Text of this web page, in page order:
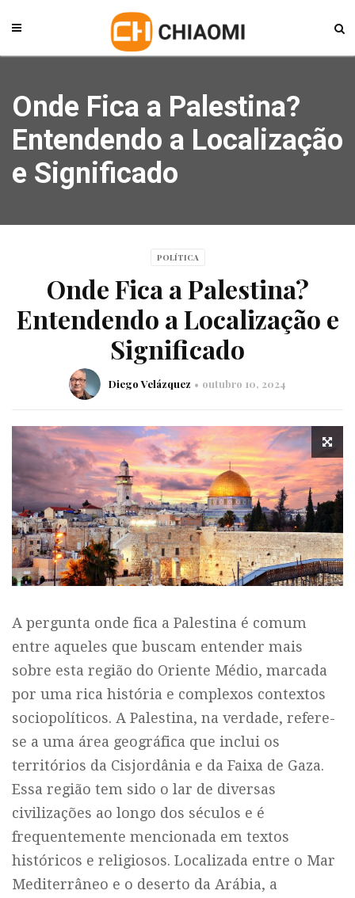
Onde Fica a Palestina?
Entendendo a Localização
e Significado
POLÍTICA
Onde Fica a Palestina?
Entendendo a Localização e
Significado
Diego Velázquez outubro 10, 2024
A pergunta onde fica a Palestina é comum
entre aqueles que buscam entender mais
sobre esta região do Oriente Médio, marcada
por uma rica história e complexos contextos
sociopolíticos. A Palestina, na verdade, refere-
se a uma área geográfica que inclui os
territórios da Cisjordânia e da Faixa de Gaza.
Essa região tem sido o lar de diversas
civilizações ao longo dos séculos e é
frequentemente mencionada em textos
históricos e religiosos. Localizada entre o Mar
Mediterrâneo e o deserto da Arábia, a